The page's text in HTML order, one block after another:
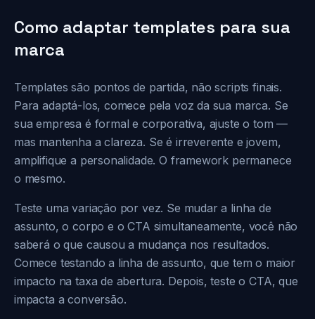
Como adaptar templates para sua
marca
Templates são pontos de partida, não scripts finais.
Para adaptá-los, comece pela voz da sua marca. Se
sua empresa é formal e corporativa, ajuste o tom —
mas mantenha a clareza. Se é irreverente e jovem,
amplifique a personalidade. O framework permanece
o mesmo.
Teste uma variação por vez. Se mudar a linha de
assunto, o corpo e o CTA simultaneamente, você não
saberá o que causou a mudança nos resultados.
Comece testando a linha de assunto, que tem o maior
impacto na taxa de abertura. Depois, teste o CTA, que
impacta a conversão.